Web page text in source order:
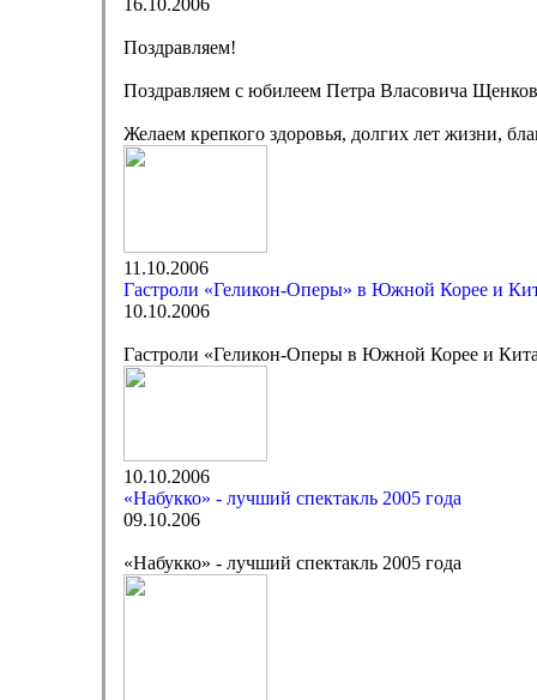
16.10.2006
Поздравляем!
Поздравляем с юбилеем Петра Власовича
Желаем крепкого здоровья, долгих лет жизни,
11.10.2006
Гастроли «Геликон-Оперы» в Южной Корее и
10.10.2006
Гастроли «Геликон-Оперы в Южной Корее и
10.10.2006
«Набукко» - лучший спектакль 2005 года
09.10.206
«Набукко» - лучший спектакль 2005 года